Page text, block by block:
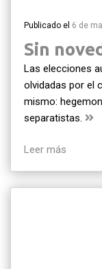
Publicado el 6 de
Sin
Las elecciones
olvidadas por el
mismo:
separatistas.
Leer más